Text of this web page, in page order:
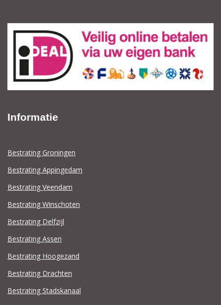
Informatie
Bestrating Groningen
Bestrating Appingedam
Bestrating Veendam
Bestrating Winschoten
Bestrating Delfzijl
Bestrating Assen
Bestrating Hoogezand
Bestrating Drachten
Bestrating Stadskanaal